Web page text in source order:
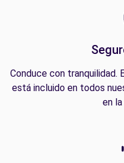
Conduce con tranquilidad.
está incluido en todos
en